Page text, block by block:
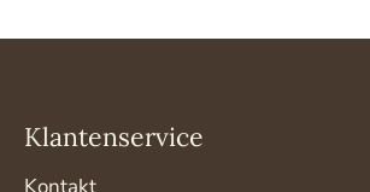
Klantenservice